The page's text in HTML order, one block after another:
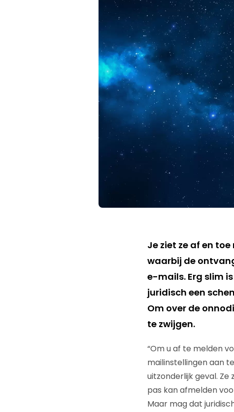
Je ziet ze af en
waarbij de
e-mails. Erg slim
juridisch een
Om over de
te zwijgen.
“Om u af te melden
mailinstellingen aan
uitzonderlijk geval.
pas kan afmelden
Maar mag dat